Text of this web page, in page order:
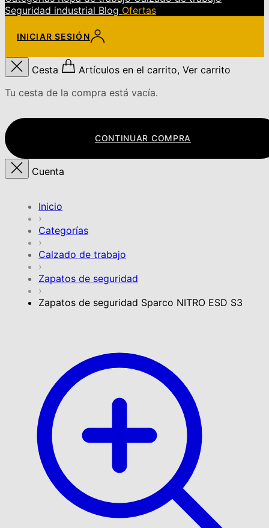
Seguridad industrial Blog Ofertas
INICIAR SESIÓN
Cesta
Artículos en el carrito, Ver carrito
Tu cesta de la compra está vacía.
CONTINUAR COMPRA
Cuenta
Inicio
›
Categorías
›
Calzado de trabajo
›
Zapatos de seguridad
›
Zapatos de seguridad Sparco NITRO ESD S3